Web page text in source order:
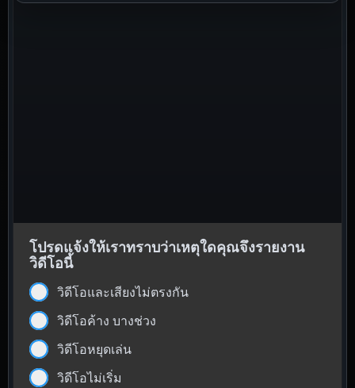
โปรดแจ้งให้เราทราบว่าเหตุใดคุณจึงรายงาน
วิดีโอนี้
วิดีโอและเสียงไม่ตรงกัน
วิดีโอค้าง บางช่วง
วิดีโอหยุดเล่น
วิดีโอไม่เริ่ม